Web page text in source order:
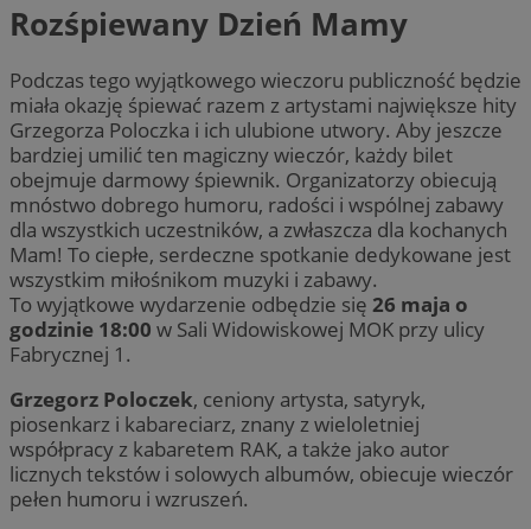
Rozśpiewany Dzień Mamy
Podczas tego wyjątkowego wieczoru publiczność będzie
miała okazję śpiewać razem z artystami największe hity
Grzegorza Poloczka i ich ulubione utwory. Aby jeszcze
bardziej umilić ten magiczny wieczór, każdy bilet
obejmuje darmowy śpiewnik. Organizatorzy obiecują
mnóstwo dobrego humoru, radości i wspólnej zabawy
dla wszystkich uczestników, a zwłaszcza dla kochanych
Mam! To ciepłe, serdeczne spotkanie dedykowane jest
wszystkim miłośnikom muzyki i zabawy.
To wyjątkowe wydarzenie odbędzie się 26 maja o
godzinie 18:00 w Sali Widowiskowej MOK przy ulicy
Fabrycznej 1.
Grzegorz Poloczek, ceniony artysta, satyryk,
piosenkarz i kabareciarz, znany z wieloletniej
współpracy z kabaretem RAK, a także jako autor
licznych tekstów i solowych albumów, obiecuje wieczór
pełen humoru i wzruszeń.